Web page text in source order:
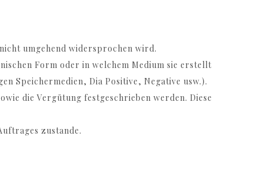
umgehend widersprochen wird.
Form oder in welchem Medium sie erstellt
Speichermedien, Dia Positive, Negative usw.).
die Vergütung festgeschrieben werden. Diese
zustande.